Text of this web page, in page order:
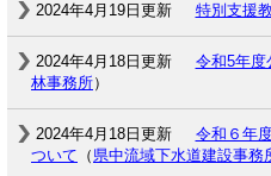
2024年4月19日更新 特別支援
2024年4月18日更新 令和5年度
林事務所）
2024年4月18日更新
令和６年
ついて （ 県中流域下水道建設事務